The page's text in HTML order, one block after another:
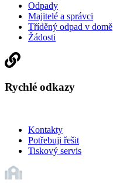
Odpady
Majitelé a správci
Tříděný odpad v domě
Žádosti
Rychlé odkazy
Kontakty
Potřebuji řešit
Tiskový servis